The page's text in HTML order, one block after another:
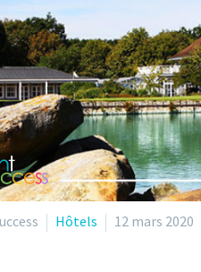
Hôtels 12 mars 2020